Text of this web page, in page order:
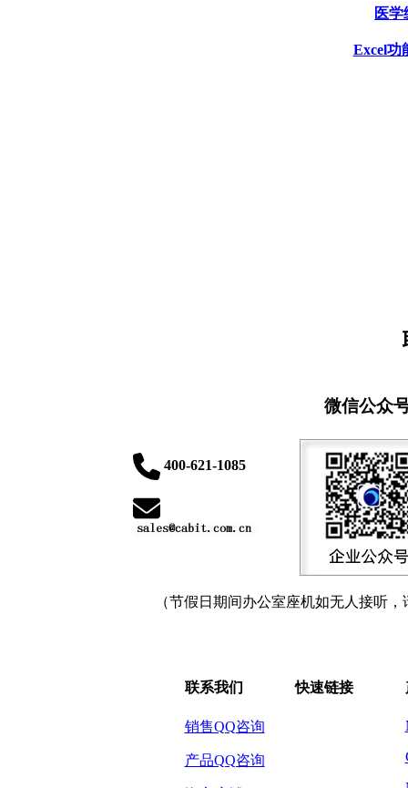
医学
Excel功
微信公众
400-621-1085
（节假日期间办公室座机如无人接听
联系我们 快速链接
销售QQ咨询
产品QQ咨询